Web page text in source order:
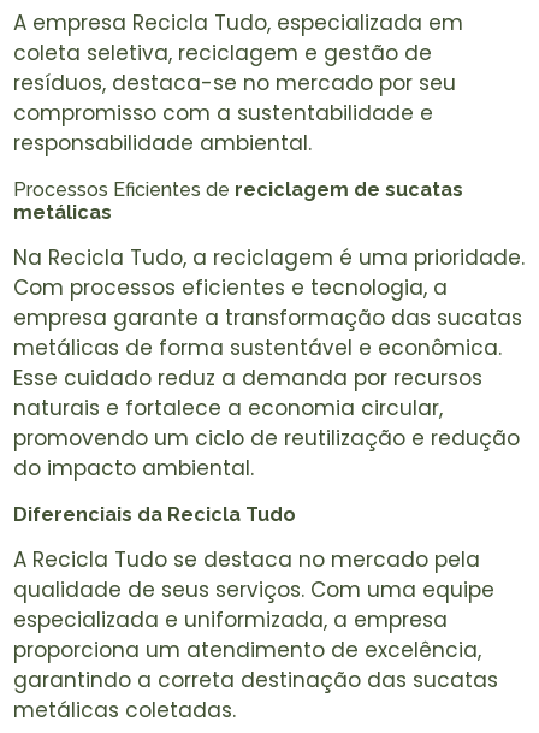
A empresa Recicla Tudo, especializada em
coleta seletiva, reciclagem e gestão de
resíduos, destaca-se no mercado por seu
compromisso com a sustentabilidade e
responsabilidade ambiental.
Processos Eficientes de reciclagem de sucatas
metálicas
Na Recicla Tudo, a reciclagem é uma prioridade.
Com processos eficientes e tecnologia, a
empresa garante a transformação das sucatas
metálicas de forma sustentável e econômica.
Esse cuidado reduz a demanda por recursos
naturais e fortalece a economia circular,
promovendo um ciclo de reutilização e redução
do impacto ambiental.
Diferenciais da Recicla Tudo
A Recicla Tudo se destaca no mercado pela
qualidade de seus serviços. Com uma equipe
especializada e uniformizada, a empresa
proporciona um atendimento de excelência,
garantindo a correta destinação das sucatas
metálicas coletadas.